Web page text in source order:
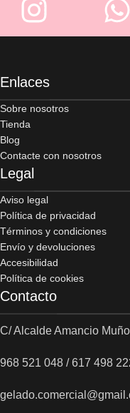
Enlaces
Sobre nosotros
Tienda
Blog
Contacte con nosotros
Legal
Aviso legal
Política de privacidad
Términos y condiciones
Envío y devoluciones
Accesibilidad
Política de cookies
Contacto
C/ Alcalde Amancio
968 521 048 / 617 498